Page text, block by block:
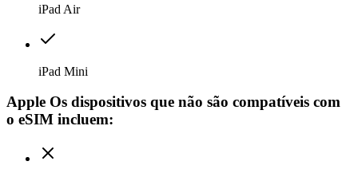
iPad Air
iPad Mini
Apple Os dispositivos que não são compatíveis com
o eSIM incluem: